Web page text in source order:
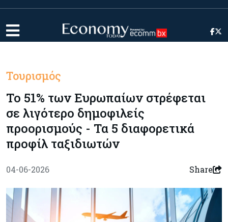
Τουρισμός
Το 51% των Ευρωπαίων στρέφεται
σε λιγότερο δημοφιλείς
προορισμούς - Τα 5 διαφορετικά
προφίλ ταξιδιωτών
04-06-2026 Share